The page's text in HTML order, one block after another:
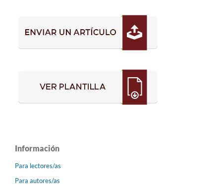
Información
Para lectores/as
Para autores/as